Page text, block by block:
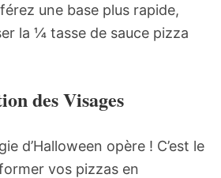
une base plus rapide,
la ¼ tasse de sauce pizza
des Visages
d’Halloween opère ! C’est le
vos pizzas en